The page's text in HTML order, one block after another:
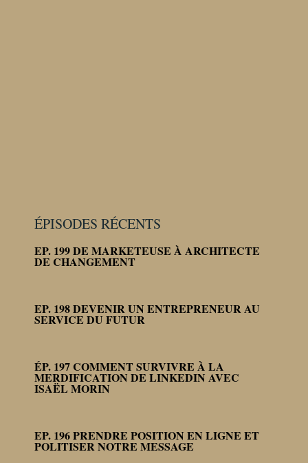
ÉPISODES RÉCENTS
EP. 199 DE MARKETEUSE À ARCHITECTE
DE CHANGEMENT
EP. 198 DEVENIR UN ENTREPRENEUR AU
SERVICE DU FUTUR
ÉP. 197 COMMENT SURVIVRE À LA
MERDIFICATION DE LINKEDIN AVEC
ISAËL MORIN
EP. 196 PRENDRE POSITION EN LIGNE ET
POLITISER NOTRE MESSAGE